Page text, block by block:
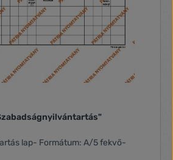
lap- Formátum: A/5 fekvő-